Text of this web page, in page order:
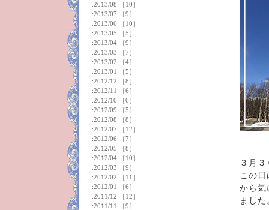
３月
この
から気
ました
:2013/08 ［10］
:2013/07 ［9］
:2013/06 ［10］
:2013/05 ［5］
:2013/04［9］
:2013/03 ［7］
:2013/02 ［4］
:2013/01
［5］
:2012/12 ［8］
:2012/11
［6］
:2012/10 ［6］
:2012/09 ［5］
:2012/08 ［8］
:2012/07 ［12］
:2012/06 ［7］
:2012/05 ［8］
:2012/04［10］
:2012/03 ［9］
:2012/02 ［11］
:2012/01
［6］
:2011/12 ［12］
:2011/11
［9］